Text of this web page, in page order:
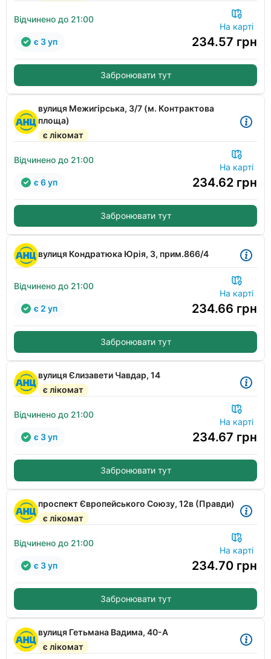
Відчинено до 21:00
На карті
234.57 грн
є 3 уп
Забронювати тут
вулиця Межигірська, 3/7 (м. Контрактова
площа)
є лікомат
Відчинено до 21:00
На карті
234.62 грн
є 6 уп
Забронювати тут
вулиця Кондратюка Юрія, 3, прим.866/4
Відчинено до 21:00
На карті
234.66 грн
є 2 уп
Забронювати тут
вулиця Єлизавети Чавдар, 14
є лікомат
Відчинено до 21:00
На карті
234.67 грн
є 3 уп
Забронювати тут
проспект Європейського Союзу, 12в (Правди)
є лікомат
Відчинено до 21:00
На карті
234.70 грн
є 3 уп
Забронювати тут
вулиця Гетьмана Вадима, 40-А
є лікомат